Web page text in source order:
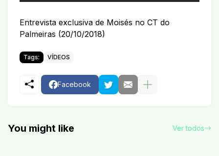
Entrevista exclusiva de Moisés no CT do
Palmeiras (20/10/2018)
Tags: VÍDEOS
Facebook
You might like Ver todos